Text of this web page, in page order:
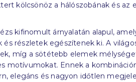
kölcsönöz a hálószobának és az
kifinomult árnyalatán alapul,
és részletek egészítenek ki. A
míg a sötétebb elemek
motívumokat. Ennek a
elegáns és nagyon időtlen